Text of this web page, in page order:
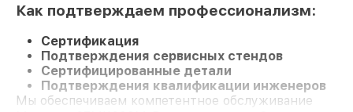
Как подтверждаем профессионализм:
Сертификация
Подтверждения сервисных стендов
Сертифицированные детали
Подтверждения квалификации инженеров
Мы обеспечиваем компетентное обслуживание